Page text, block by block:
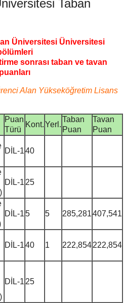
Taban
Üniversitesi Üniversitesi
sonrası taban ve tavan
puanları
Alan Yükseköğretim Lisans
Puan
Türü
Kont.Yerl.
Taban
Puan
Tavan
Puan
DİL-140
DİL-125
DİL-15 5 285,281407,541
DİL-140 1 222,854222,854
DİL-125